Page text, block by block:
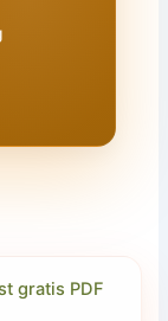
gratis PDF